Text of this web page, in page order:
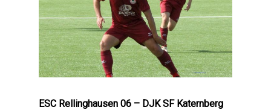
ESC Rellinghausen 06 – DJK SF Katernberg